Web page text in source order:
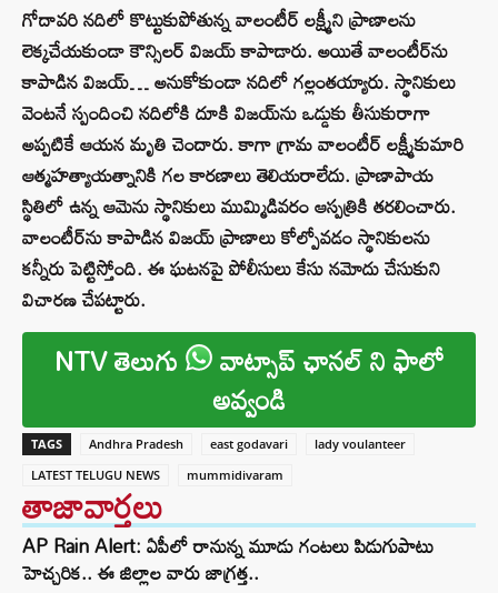
గోదావరి నదిలో కొట్టుకుపోతున్న వాలంటీర్ లక్ష్మీని ప్రాణాలను
లెక్కచేయకుండా కౌన్సిలర్ విజయ్ కాపాడారు. అయితే వాలంటీర్‌ను
కాపాడిన విజయ్… అనుకోకుండా నదిలో గల్లంతయ్యారు. స్థానికులు
వెంటనే స్పందించి నదిలోకి దూకి విజయ్‌ను ఒడ్డుకు తీసుకురాగా
అప్పటికే ఆయన మృతి చెందారు. కాగా గ్రామ వాలంటీర్ లక్ష్మీకుమారి
ఆత్మహత్యాయత్నానికి గల కారణాలు తెలియరాలేదు. ప్రాణాపాయ
స్థితిలో ఉన్న ఆమెను స్థానికులు ముమ్మిడివరం ఆస్పత్రికి తరలించారు.
వాలంటీర్‌ను కాపాడిన విజయ్‌ ప్రాణాలు కోల్పోవడం స్థానికులను
కన్నీరు పెట్టిస్తోంది. ఈ ఘటనపై పోలీసులు కేసు నమోదు చేసుకుని
విచారణ చేపట్టారు.
NTV తెలుగు వాట్సాప్ ఛానల్ ని ఫాలో
అవ్వండి
TAGS Andhra Pradesh east godavari
lady voulanteer
LATEST TELUGU NEWS
mummidivaram
తాజావార్తలు
AP Rain Alert: ఏపీలో రానున్న మూడు గంటలు పిడుగుపాటు
హెచ్చరిక.. ఈ జిల్లాల వారు జాగ్రత్త..